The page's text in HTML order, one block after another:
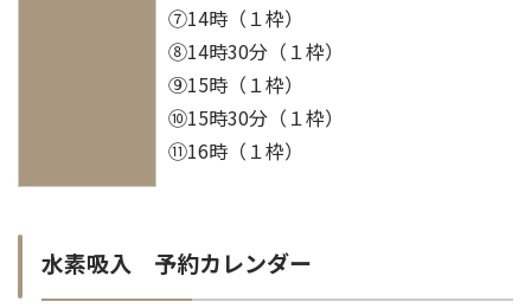
⑦14時（１枠）
⑧14時30分（１枠）
⑨15時（１枠）
⑩15時30分（１枠）
⑪16時（１枠）
水素吸入 予約カレンダー